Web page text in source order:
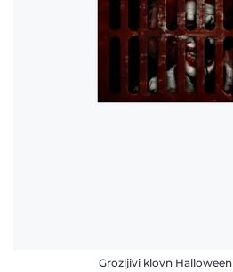
Grozljivi klovn Halloween